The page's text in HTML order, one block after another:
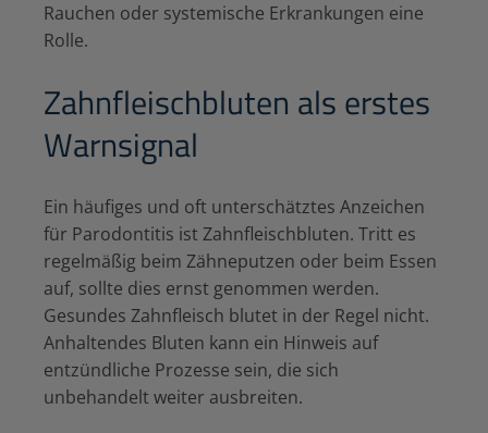
Rauchen oder systemische Erkrankungen eine
Rolle.
Zahnfleischbluten als erstes
Warnsignal
Ein häufiges und oft unterschätztes Anzeichen
für Parodontitis ist Zahnfleischbluten. Tritt es
regelmäßig beim Zähneputzen oder beim Essen
auf, sollte dies ernst genommen werden.
Gesundes Zahnfleisch blutet in der Regel nicht.
Anhaltendes Bluten kann ein Hinweis auf
entzündliche Prozesse sein, die sich
unbehandelt weiter ausbreiten.